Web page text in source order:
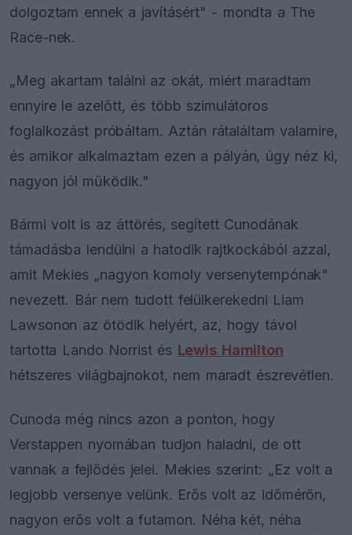
dolgoztam ennek a javításért" - mondta a The
Race-nek.
„Meg akartam találni az okát, miért maradtam
ennyire le azelőtt, és több szimulátoros
foglalkozást próbáltam. Aztán rátaláltam valamire,
és amikor alkalmaztam ezen a pályán, úgy néz ki,
nagyon jól működik."
Bármi volt is az áttörés, segített Cunodának
támadásba lendülni a hatodik rajtkockából azzal,
amit Mekies „nagyon komoly versenytempónak"
nevezett. Bár nem tudott felülkerekedni Liam
Lawsonon az ötödik helyért, az, hogy távol
tartotta Lando Norrist és Lewis Hamilton
hétszeres világbajnokot, nem maradt észrevétlen.
Cunoda még nincs azon a ponton, hogy
Verstappen nyomában tudjon haladni, de ott
vannak a fejlődés jelei. Mekies szerint: „Ez volt a
legjobb versenye velünk. Erős volt az időmérőn,
nagyon erős volt a futamon. Néha két, néha